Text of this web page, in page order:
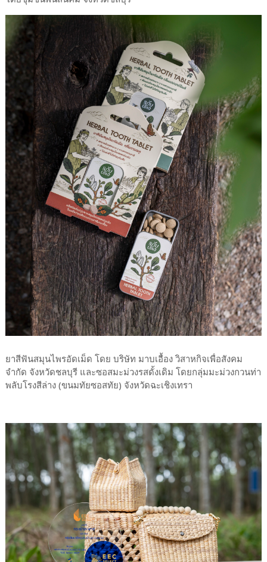
ยาสีฟันสมุนไพรอัดเม็ด โดย บริษัท มาบเอื้อง วิสาหกิจเพื่อสังคม
จำกัด จังหวัดชลบุรี และซอสมะม่วงรสดั้งเดิม โดยกลุ่มมะม่วงกวนท่า
พลับโรงสีล่าง (ขนมทัยซอสทัย) จังหวัดฉะเชิงเทรา